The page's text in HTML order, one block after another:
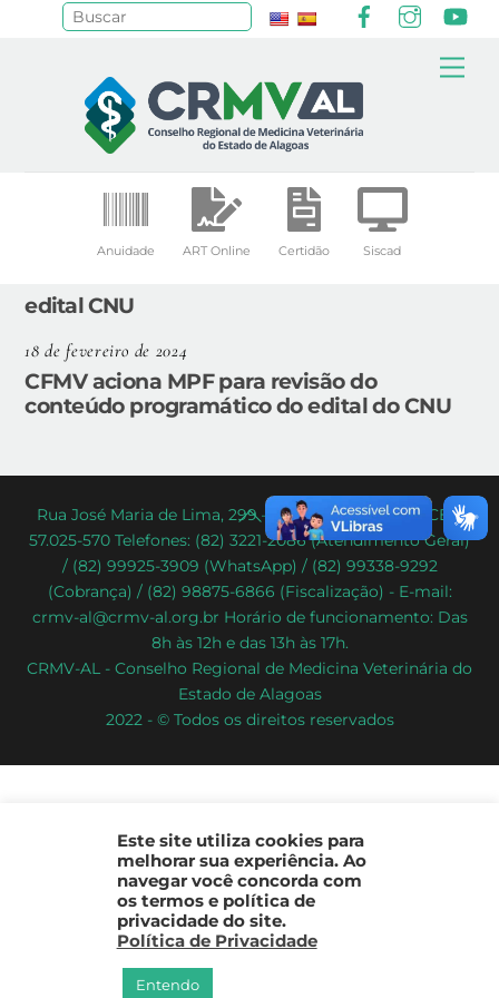
Anuidade ART Online Certidão Siscad
edital CNU
18 de fevereiro de 2024
CFMV aciona MPF para revisão do
conteúdo programático do edital do CNU
Back
To
Top
Rua José Maria de Lima, 299 – Poço – Maceió/AL – CEP:
57.025-570 Telefones: (82) 3221-2086 (Atendimento Geral)
/ (82) 99925-3909 (WhatsApp) / (82) 99338-9292
(Cobrança) / (82) 98875-6866 (Fiscalização) - E-mail:
crmv-al@crmv-al.org.br Horário de funcionamento: Das
8h às 12h e das 13h às 17h.
CRMV-AL - Conselho Regional de Medicina Veterinária do
Estado de Alagoas
2022 - © Todos os direitos reservados
Este site utiliza cookies para
melhorar sua experiência. Ao
navegar você concorda com
os termos e política de
privacidade do site.
Política de Privacidade
Entendo